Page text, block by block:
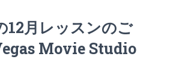
月レッスンのご
Studio